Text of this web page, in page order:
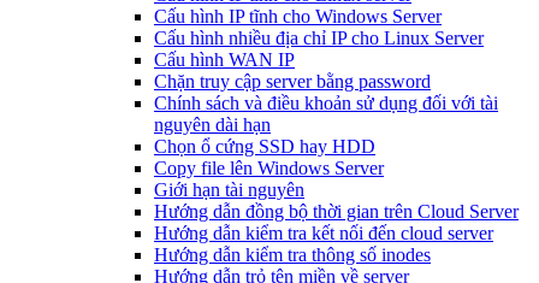
Cấu hình IP tĩnh cho Windows Server
Cấu hình nhiều địa chỉ IP cho Linux Server
Cấu hình WAN IP
Chặn truy cập server bằng password
Chính sách và điều khoản sử dụng đối với tài
nguyên dài hạn
Chọn ổ cứng SSD hay HDD
Copy file lên Windows Server
Giới hạn tài nguyên
Hướng dẫn đồng bộ thời gian trên Cloud Server
Hướng dẫn kiểm tra kết nối đến cloud server
Hướng dẫn kiểm tra thông số inodes
Hướng dẫn trỏ tên miền về server